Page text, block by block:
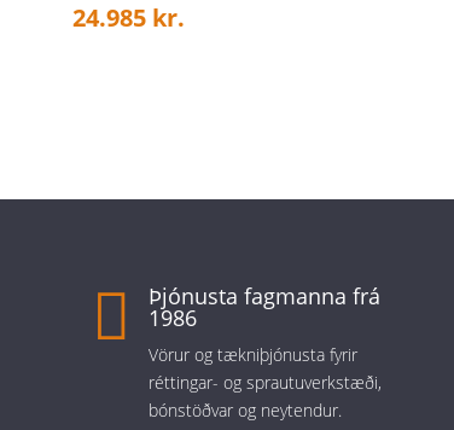
24.985 kr.
 Þjónusta fagmanna frá
1986
Vörur og tækniþjónusta fyrir
réttingar- og sprautuverkstæði,
bónstöðvar og neytendur.